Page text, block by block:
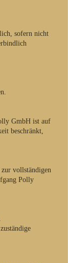
sofern nicht
GmbH ist auf
beschränkt,
vollständigen
Polly